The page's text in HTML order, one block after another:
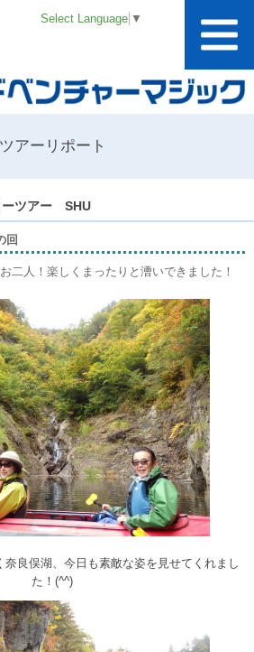
Select Language ▼
ツアーリポート
ツアー SHU
回
二人！楽しくまったりと漕いできました！
良俣湖、今日も素敵な姿を見せてくれまし
た！(^^)